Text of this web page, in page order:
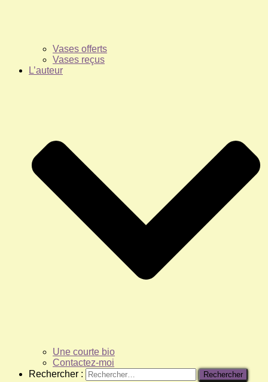
Vases offerts
Vases reçus
L’auteur
Une courte bio
Contactez-moi
Rechercher :